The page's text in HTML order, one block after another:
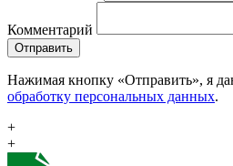
Комментарий
Отправить
Нажимая кнопку «Отправить», я
обработку персональных данных.
+
+